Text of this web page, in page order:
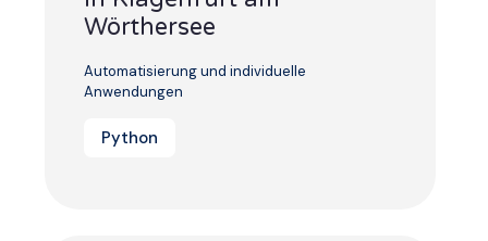
Wörthersee
Automatisierung und individuelle
Anwendungen
Python